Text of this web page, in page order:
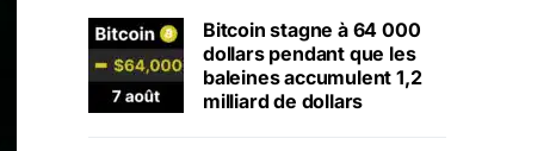
Bitcoin stagne à 64 000
dollars pendant que les
baleines accumulent 1,2
milliard de dollars